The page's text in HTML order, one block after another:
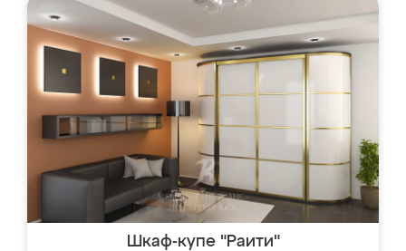
Шкаф-купе "Раити"